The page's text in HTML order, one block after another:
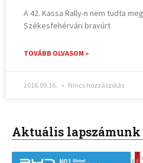
A 42. Kassa Rally-n nem tudta
Székesfehérvári bravúrt
TOVÁBB OLVASOM »
2016.09.16. Nincs hozzászólás
Aktuális lapszámunk